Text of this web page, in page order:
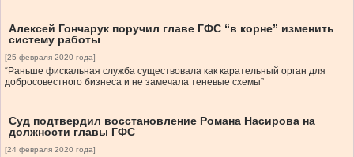
Алексей Гончарук поручил главе ГФС “в корне” изменить
систему работы
[25 февраля 2020 года]
“Раньше фискальная служба существовала как карательный орган для
добросовестного бизнеса и не замечала теневые схемы”
Суд подтвердил восстановление Романа Насирова на
должности главы ГФС
[24 февраля 2020 года]